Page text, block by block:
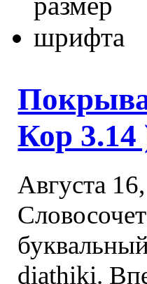
Кор 3.14
Августа
diathiki.